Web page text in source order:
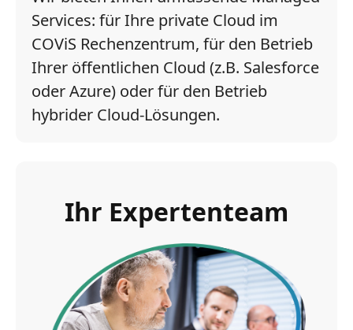
Services: für Ihre private Cloud im
COViS Rechenzentrum, für den Betrieb
Ihrer öffentlichen Cloud (z.B. Salesforce
oder Azure) oder für den Betrieb
hybrider Cloud-Lösungen.
Ihr Expertenteam